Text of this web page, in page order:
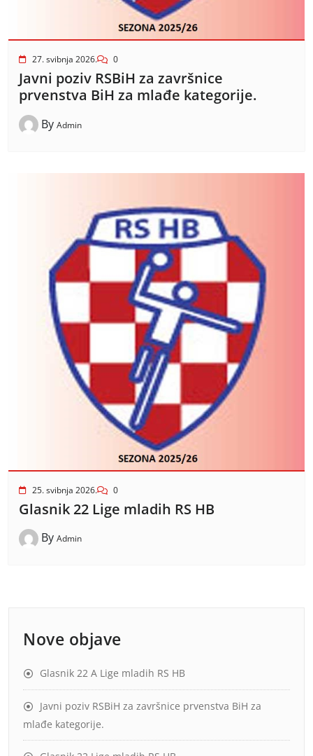
27. svibnja 2026. 0
Javni poziv RSBiH za završnice
prvenstva BiH za mlađe kategorije.
By Admin
25. svibnja 2026. 0
Glasnik 22 Lige mladih RS HB
By Admin
Nove objave
Glasnik 22 A Lige mladih RS HB
Javni poziv RSBiH za završnice prvenstva BiH za
mlađe kategorije.